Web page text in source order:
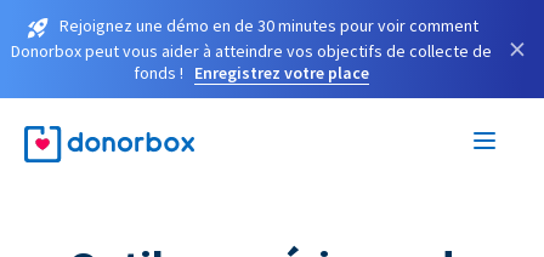
Rejoignez une démo en de 30 minutes pour voir comment
Donorbox peut vous aider à atteindre vos objectifs de collecte de
fonds !
Enregistrez votre place
×